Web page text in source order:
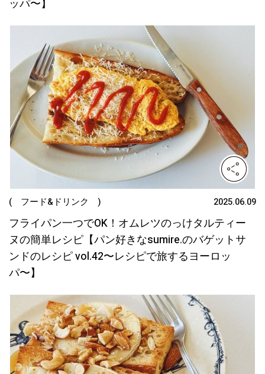
ッパ〜】
( フード&ドリンク ) 2025.06.09
フライパン一つでOK！オムレツのっけタルティー
ヌの簡単レシピ【パン好きなsumire.のバゲットサ
ンドのレシピ vol.42〜レシピで旅するヨーロッ
パ〜】